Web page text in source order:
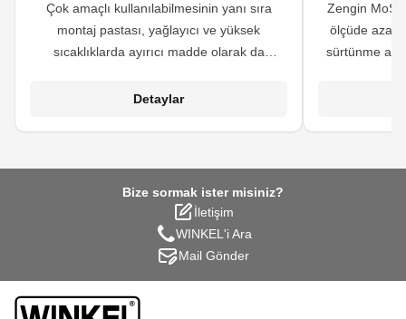
Çok amaçlı kullanılabilmesinin yanı sıra
montaj pastası, yağlayıcı ve yüksek
sıcaklıklarda ayırıcı madde olarak da
molibden disülfür muhtevası çok daha
Detaylar
Zengin
ölçüde
sürtünme
Bize sormak ister misiniz?
İletişim
WINKEL'i Ara
Mail Gönder